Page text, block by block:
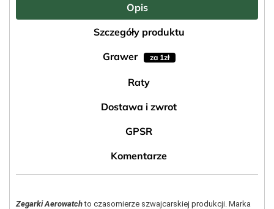
Opis
Szczegóły produktu
Grawer
za 1zł
Raty
Dostawa i zwrot
GPSR
Komentarze
Zegarki Aerowatchto czasomierze szwajcarskiej produkcji. Marka